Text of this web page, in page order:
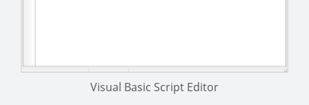
Visual Basic Script Editor